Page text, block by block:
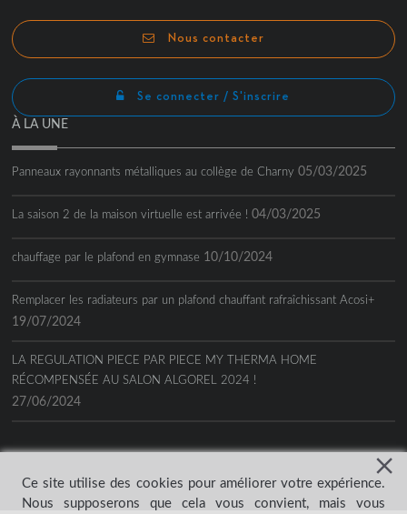
Nous contacter
Se connecter / S'inscrire
À LA UNE
Panneaux rayonnants métalliques au collège de Charny 05/03/2025
La saison 2 de la maison virtuelle est arrivée ! 04/03/2025
chauffage par le plafond en gymnase 10/10/2024
Remplacer les radiateurs par un plafond chauffant rafraîchissant Acosi+
19/07/2024
LA REGULATION PIECE PAR PIECE MY THERMA HOME
RÉCOMPENSÉE AU SALON ALGOREL 2024 !
27/06/2024
Ce site utilise des cookies pour améliorer votre expérience.
Nous supposerons que cela vous convient, mais vous